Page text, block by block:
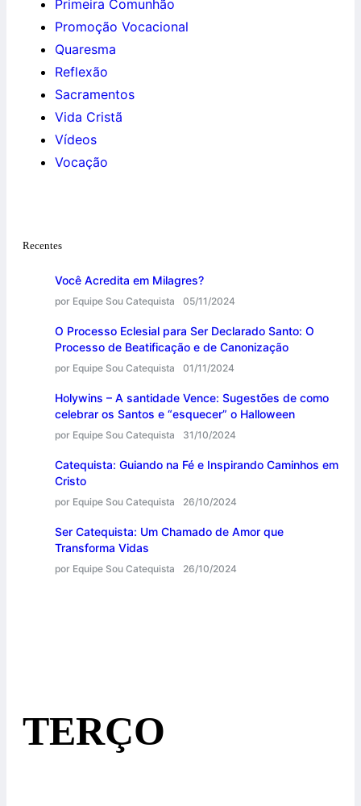
Primeira Comunhão
Promoção Vocacional
Quaresma
Reflexão
Sacramentos
Vida Cristã
Vídeos
Vocação
Recentes
Você Acredita em Milagres?
por Equipe Sou Catequista 05/11/2024
O Processo Eclesial para Ser Declarado Santo: O
Processo de Beatificação e de Canonização
por Equipe Sou Catequista 01/11/2024
Holywins – A santidade Vence: Sugestões de como
celebrar os Santos e “esquecer” o Halloween
por Equipe Sou Catequista 31/10/2024
Catequista: Guiando na Fé e Inspirando Caminhos em
Cristo
por Equipe Sou Catequista 26/10/2024
Ser Catequista: Um Chamado de Amor que
Transforma Vidas
por Equipe Sou Catequista 26/10/2024
TERÇO